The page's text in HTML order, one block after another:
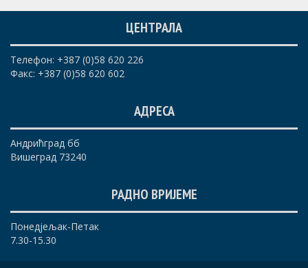
ЦЕНТРАЛА
Телефон: +387 (0)58 620 226
Факс: +387 (0)58 620 602
АДРЕСА
Андрићград бб
Вишеград 73240
РАДНО ВРИЈЕМЕ
Понедјељак-Петак
7.30-15.30